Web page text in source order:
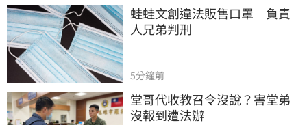
蛙蛙文創違法販售口罩　負責
人兄弟判刑
5分鐘前
堂哥代收教召令沒說？害堂弟
沒報到遭法辦